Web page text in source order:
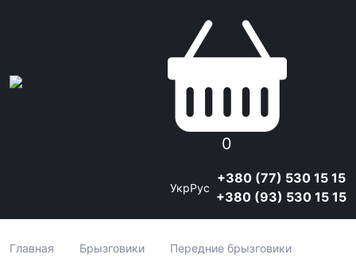
0
УкрРус
+380 (77) 530 15 15
+380 (93) 530 15 15
Главная Брызговики
Передние брызговики